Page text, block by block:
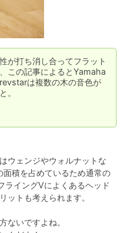
が打ち消し合ってフラット
この記事によるとYamaha
は複数の木の音色が
。
ウェンジやウォルナットな
積を占めているため通常の
ライングVによくあるヘッド
ットも考えられます。
ないですよね。